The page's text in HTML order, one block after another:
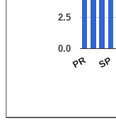
PR SP
0.0
2.5